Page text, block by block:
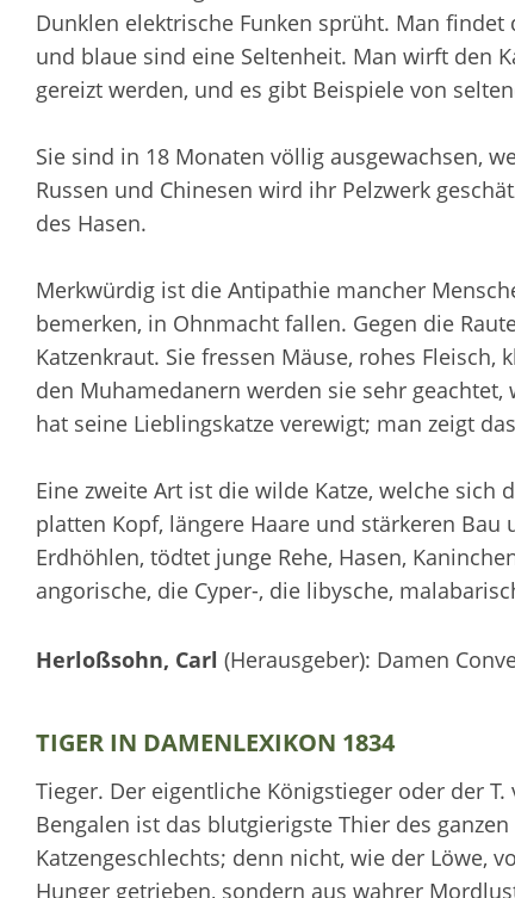
Dunklen elektrische Funken sprüht. Man
und blaue sind eine Seltenheit. Man wirft den
gereizt werden, und es gibt Beispiele von
Sie sind in 18 Monaten völlig ausgewachsen,
Russen und Chinesen wird ihr Pelzwerk
des Hasen.
Merkwürdig ist die Antipathie mancher
bemerken, in Ohnmacht fallen. Gegen die
Katzenkraut. Sie fressen Mäuse, rohes
den Muhamedanern werden sie sehr
hat seine Lieblingskatze verewigt; man zeigt
Eine zweite Art ist die wilde Katze, welche sich
platten Kopf, längere Haare und stärkeren
Erdhöhlen, tödtet junge Rehe, Hasen,
angorische, die Cyper-, die libysche,
Herloßsohn, Carl (Herausgeber): Damen
TIGER IN DAMENLEXIKON 1834
Tieger. Der eigentliche Königstieger oder der T.
Bengalen ist das blutgierigste Thier des ganzen
Katzengeschlechts; denn nicht, wie der Löwe,
Hunger getrieben, sondern aus wahrer